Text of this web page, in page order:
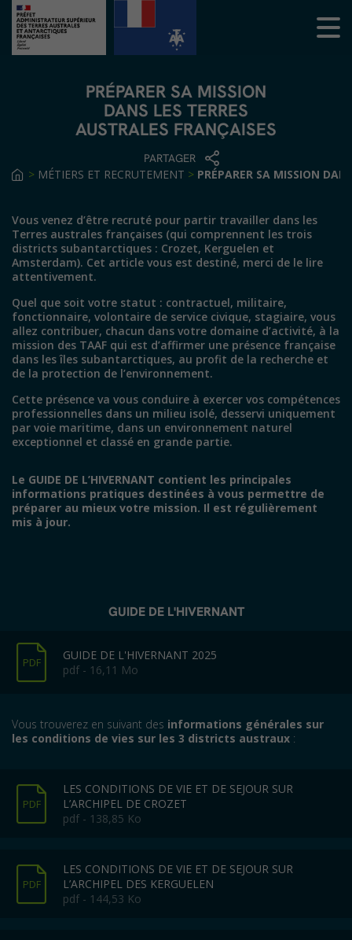
PRÉPARER SA MISSION
DANS LES TERRES
AUSTRALES FRANÇAISES
PARTAGER
> MÉTIERS ET RECRUTEMENT > PRÉPARER SA MISSION
Vous venez d’être recruté pour partir travailler dans les
Terres australes françaises (qui comprennent les trois
districts subantarctiques : Crozet, Kerguelen et
Amsterdam). Cet article vous est destiné, merci de le lire
attentivement.
Quel que soit votre statut : contractuel, militaire,
fonctionnaire, volontaire de service civique, stagiaire, vous
allez contribuer, chacun dans votre domaine d’activité, à la
mission des TAAF qui est d’affirmer une présence française
dans les îles subantarctiques, au profit de la recherche et
de la protection de l’environnement.
Cette présence va vous conduire à exercer vos compétences
professionnelles dans un milieu isolé, desservi uniquement
par voie maritime, dans un environnement naturel
exceptionnel et classé en grande partie.
Le GUIDE DE L’HIVERNANT contient les principales
informations pratiques destinées à vous permettre de
préparer au mieux votre mission. Il est régulièrement
mis à jour.
GUIDE DE L'HIVERNANT
PDF
GUIDE DE L'HIVERNANT 2025
pdf - 16,11 Mo
Vous trouverez en suivant des informations générales sur
les conditions de vies sur les 3 districts austraux :
PDF
LES CONDITIONS DE VIE ET DE SEJOUR SUR
L’ARCHIPEL DE CROZET
pdf - 138,85 Ko
PDF
LES CONDITIONS DE VIE ET DE SEJOUR SUR
L’ARCHIPEL DES KERGUELEN
pdf - 144,53 Ko